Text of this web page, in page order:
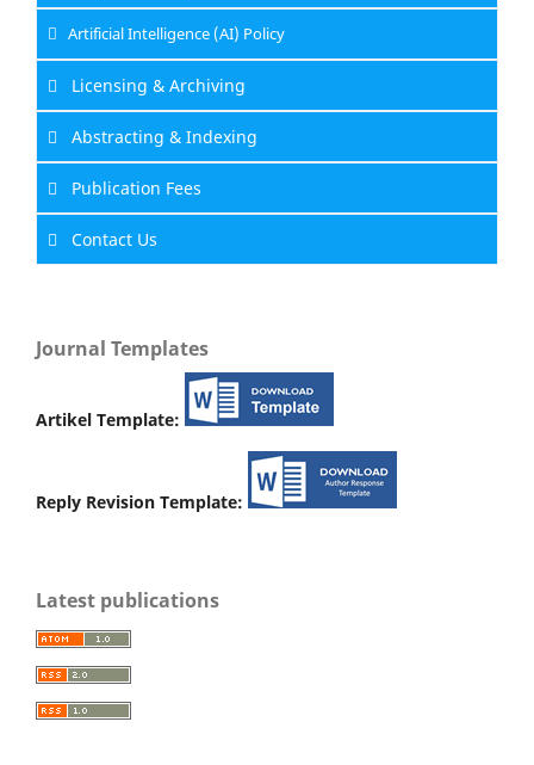
Artificial Intelligence (AI) Policy
Licensing & Archiving
Abstracting & Indexing
Publication Fees
Contact Us
Journal Templates
Artikel Template:
Reply Revision Template:
Latest publications